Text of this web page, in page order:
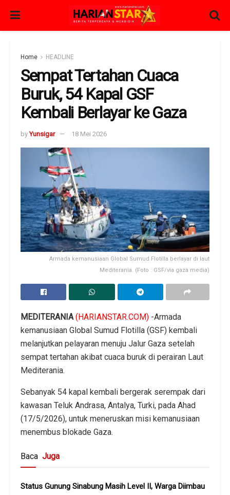
Home HEADLINE
Sempat Tertahan Cuaca
Buruk, 54 Kapal GSF
Kembali Berlayar ke Gaza
by Yunsigar 18 Mei 2026
Armada kemanusiaan Global Sumud Flotilla berlayar di laut
Mediterania. (Foto : GSF/via gaza media)
MEDITERANIA (HARIANSTAR.COM) -Armada
kemanusiaan Global Sumud Flotilla (GSF) kembali
melanjutkan pelayaran menuju Jalur Gaza setelah
sempat tertahan akibat cuaca buruk di perairan Laut
Mediterania.
Sebanyak 54 kapal kembali bergerak serempak dari
kawasan Teluk Andrasa, Antalya, Turki, pada Ahad
(17/5/2026), untuk meneruskan misi kemanusiaan
menembus blokade Gaza.
Baca Juga
Status Gunung Sinabung Masih Level II, Warga Diimbau